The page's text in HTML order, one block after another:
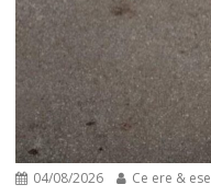
04/08/2026 Ce ere & ese